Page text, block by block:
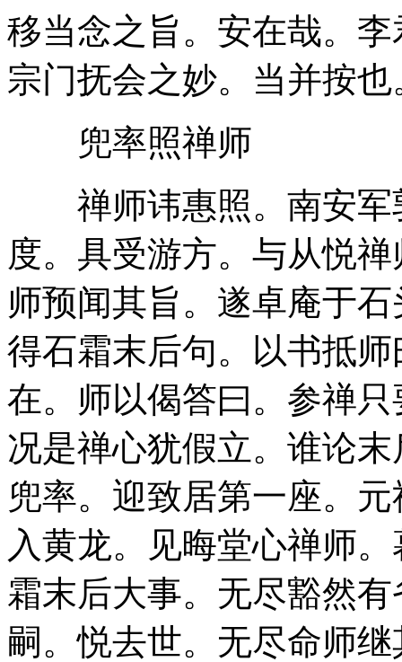
移当念之旨。安在哉。
宗门抚会之妙。当并按也
兜率照禅师
禅师讳惠照。南安军
度。具受游方。与从悦
师预闻其旨。遂卓庵于
得石霜末后句。以书抵
在。师以偈答曰。参禅
况是禅心犹假立。谁论
兜率。迎致居第一座。
入黄龙。见晦堂心禅师
霜末后大事。无尽豁然
嗣。悦去世。无尽命师